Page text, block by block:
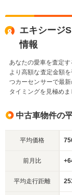
エキシージ
情報
あなたの愛車を査定す
より高額な査定金額
つカーセンサーで最
タイミングを見極めま
中古車物件の
平均価格
前月比
平均走行距離